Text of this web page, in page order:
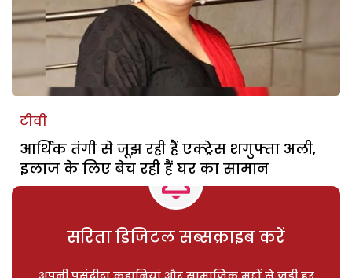
टीवी
आर्थिक तंगी से जूझ रही हैं एक्ट्रेस शगुफ्ता अली,
इलाज के लिए बेच रही हैं घर का सामान
सरिता डिजिटल सब्सक्राइब करें